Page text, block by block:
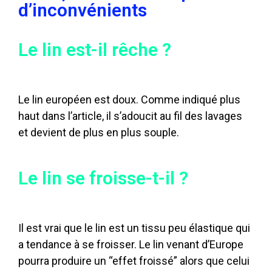
d’inconvénients
Le lin est-il rêche ?
Le lin européen est doux. Comme indiqué plus
haut dans l’article, il s’adoucit au fil des lavages
et devient de plus en plus souple.
Le lin se froisse-t-il ?
Il est vrai que le lin est un tissu peu élastique qui
a tendance à se froisser. Le lin venant d’Europe
pourra produire un “effet froissé” alors que celui